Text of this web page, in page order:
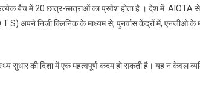
बैच में 20 छात्र-छात्राओं का प्रवेश होता है । देश में
S) अपने निजी क्लिनिक के माध्यम से, पुनर्वास केंद्रों में, एनजीओ के
सुधार की दिशा में एक महत्वपूर्ण कदम हो सकती है। यह न केवल